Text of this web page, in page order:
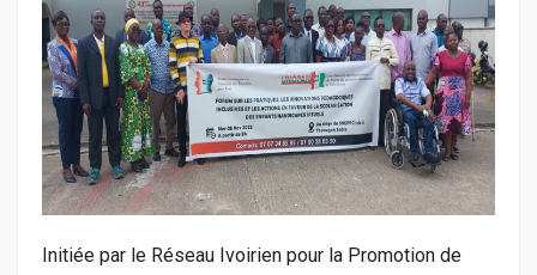
Initiée par le Réseau Ivoirien pour la Promotion de